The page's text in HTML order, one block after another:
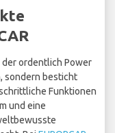
der ordentlich Power
sondern besticht
Funktionen
und eine